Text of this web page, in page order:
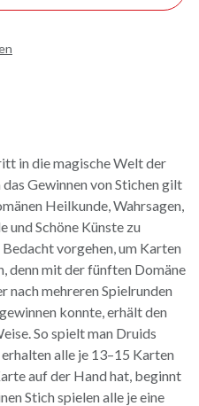
in die magische Welt der
Gewinnen von Stichen gilt
Heilkunde, Wahrsagen,
und Schöne Künste zu
vorgehen, um Karten
denn mit der fünften Domäne
nach mehreren Spielrunden
konnte, erhält den
So spielt man Druids
alle je 13–15 Karten
auf der Hand hat, beginnt
Stich spielen alle je eine